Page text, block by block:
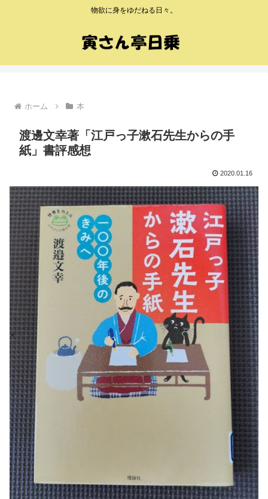
物欲に身をゆだねる日々。
ホーム 本
渡邊文幸著「江戸っ子漱石先生からの手
紙」書評感想
2020.01.16